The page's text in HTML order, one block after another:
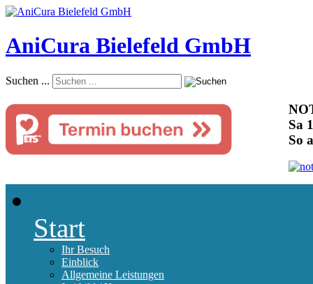
AniCura Bielefeld GmbH
Suchen ...
Sa
So
Start
Ihr Besuch
Einblick
Allgemeine Leistungen